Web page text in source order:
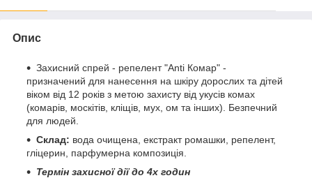
Опис
Захисний спрей - репелент "Anti Комар" -
призначений для нанесення на шкіру дорослих та дітей
віком від 12 років з метою захисту від укусів комах
(комарів, москітів, кліщів, мух, ом та інших). Безпечний
для людей.
Склад: вода очищена, екстракт ромашки, репелент,
гліцерин, парфумерна композиція.
Термін захисної дії до 4х годин